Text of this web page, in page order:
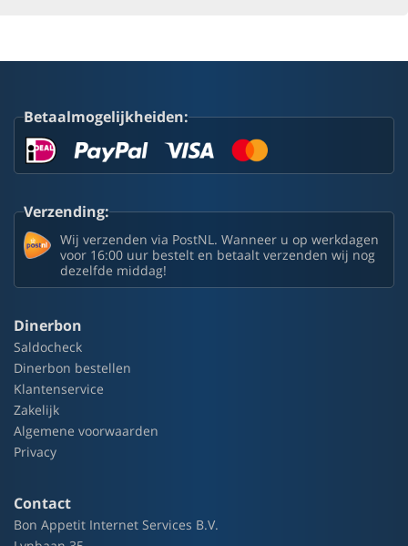
Betaalmogelijkheiden:
Verzending:
Wij verzenden via PostNL. Wanneer u op werkdagen
voor 16:00 uur bestelt en betaalt verzenden wij nog
dezelfde middag!
Dinerbon
Saldocheck
Dinerbon bestellen
Klantenservice
Zakelijk
Algemene voorwaarden
Privacy
Contact
Bon Appetit Internet Services B.V.